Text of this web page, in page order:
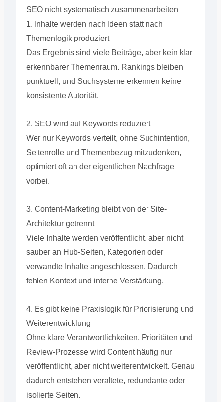
SEO nicht systematisch zusammenarbeiten
1. Inhalte werden nach Ideen statt nach
Themenlogik produziert
Das Ergebnis sind viele Beiträge, aber kein klar
erkennbarer Themenraum. Rankings bleiben
punktuell, und Suchsysteme erkennen keine
konsistente Autorität.
2. SEO wird auf Keywords reduziert
Wer nur Keywords verteilt, ohne Suchintention,
Seitenrolle und Themenbezug mitzudenken,
optimiert oft an der eigentlichen Nachfrage
vorbei.
3. Content-Marketing bleibt von der Site-
Architektur getrennt
Viele Inhalte werden veröffentlicht, aber nicht
sauber an Hub-Seiten, Kategorien oder
verwandte Inhalte angeschlossen. Dadurch
fehlen Kontext und interne Verstärkung.
4. Es gibt keine Praxislogik für Priorisierung und
Weiterentwicklung
Ohne klare Verantwortlichkeiten, Prioritäten und
Review-Prozesse wird Content häufig nur
veröffentlicht, aber nicht weiterentwickelt. Genau
dadurch entstehen veraltete, redundante oder
isolierte Seiten.